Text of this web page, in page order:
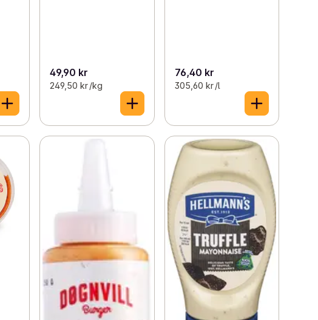
49,90 kr
249,50 kr /kg
76,40 kr
305,60 kr /l